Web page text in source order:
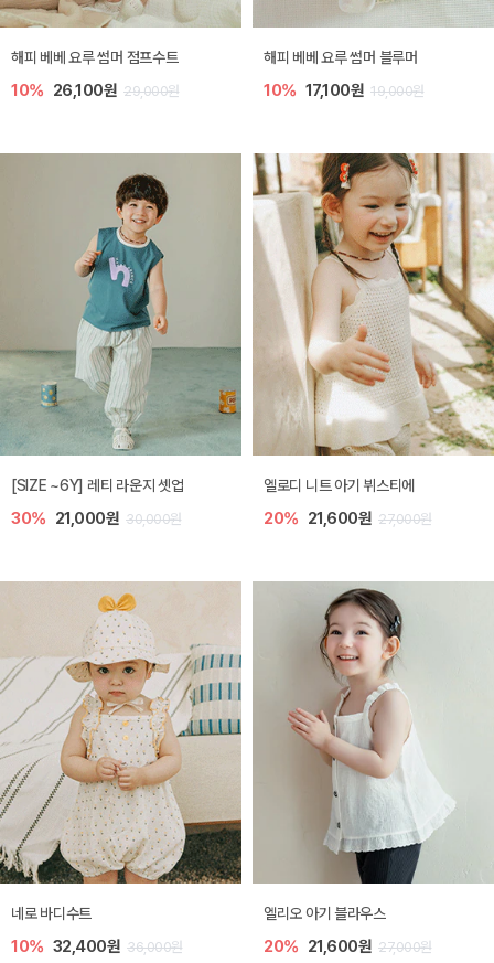
해피 베베 요루 썸머 점프수트
10% 26,100원 29,000원
해피 베베 요루 썸머 블루머
10% 17,100원 19,000원
[SIZE ~6Y] 레티 라운지 셋업
30% 21,000원 30,000원
엘로디 니트 아기 뷔스티에
20% 21,600원 27,000원
네로 바디수트
10% 32,400원 36,000원
엘리오 아기 블라우스
20% 21,600원 27,000원